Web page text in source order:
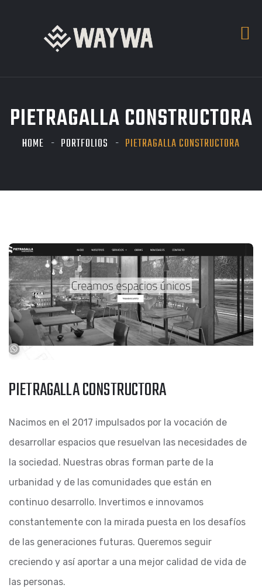
PIETRAGALLA CONSTRUCTORA
HOME PORTFOLIOS PIETRAGALLA CONSTRUCTORA
PIETRAGALLA CONSTRUCTORA
Nacimos en el 2017 impulsados por la vocación de
desarrollar espacios que resuelvan las necesidades de
la sociedad. Nuestras obras forman parte de la
urbanidad y de las comunidades que están en
continuo desarrollo. Invertimos e innovamos
constantemente con la mirada puesta en los desafíos
de las generaciones futuras. Queremos seguir
creciendo y así aportar a una mejor calidad de vida de
las personas.